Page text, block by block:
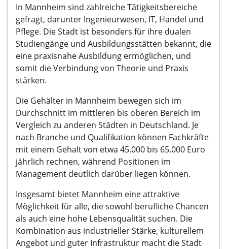
In Mannheim sind zahlreiche Tätigkeitsbereiche
gefragt, darunter Ingenieurwesen, IT, Handel und
Pflege. Die Stadt ist besonders für ihre dualen
Studiengänge und Ausbildungsstätten bekannt, die
eine praxisnahe Ausbildung ermöglichen, und
somit die Verbindung von Theorie und Praxis
stärken.
Die Gehälter in Mannheim bewegen sich im
Durchschnitt im mittleren bis oberen Bereich im
Vergleich zu anderen Städten in Deutschland. Je
nach Branche und Qualifikation können Fachkräfte
mit einem Gehalt von etwa 45.000 bis 65.000 Euro
jährlich rechnen, während Positionen im
Management deutlich darüber liegen können.
Insgesamt bietet Mannheim eine attraktive
Möglichkeit für alle, die sowohl berufliche Chancen
als auch eine hohe Lebensqualität suchen. Die
Kombination aus industrieller Stärke, kulturellem
Angebot und guter Infrastruktur macht die Stadt